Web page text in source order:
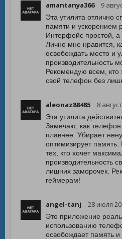
amantanya366 9
Эта утилита отлично
памяти и ускорением
Интерфейс простой,
Лично мне нравится,
освобождать место и
производительность
Рекомендую всем, кто
свой телефон без
aleonaz88485 8
Эта утилита
Замечаю, как телефон
плавнее. Убирает
оптимизирует
тех, кто хочет
производительность
лишних заморочек.
геймерам!
angel-tanj 28 июля
Это приложение
использованию
освобождает память и